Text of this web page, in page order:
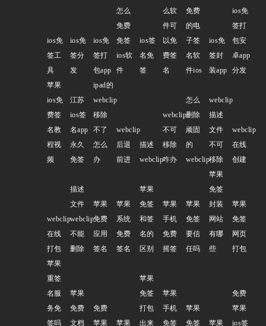
ios免
签工
具
ios免
签分
发
ios免
签打
包app
怎么
免费
免签
ios软
件
ios签
名免
签
么软
件可
以免
费签
名
免费
的电
子签
名软
件ios
ios免
签封
装app
ios免
签打
包安
卓app
分发
苹果
ios免
费签
名教
程视
频
江苏
ios签
名app
永久
免签
ipad的
webclip
移除
不了
怎么
办
webclip
后退
前进
描述
webclip
webclip
不可
移除
咋办
怎么
删除
顽固
的
webclip
webclip
描述
文件
不可
移除
webclip
在线
创建
webclip
在线
打包
描述
文件
webclip
不能
删除
苹果
免费
应用
签名
苹果
系统
免费
签名
苹果
免签
和签
名的
区别
苹果
手机
免费
摇签
苹果
免签
要信
任吗
苹果
免签
封装
网站
有哪
些
苹果
免签
网页
打包
苹果
重签
名服
务免
签吗
苹果
免费
文档
免费
苹果
苹果
苹果
免签
打包
出来
苹果
手机
免签
苹果
免签
苹果
免费
苹果
ios签